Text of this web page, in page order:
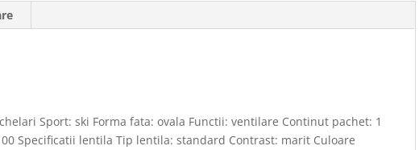
Sport: ski Forma fata: ovala Functii: ventilare Continut pachet: 1
Specificatii lentila Tip lentila: standard Contrast: marit Culoare